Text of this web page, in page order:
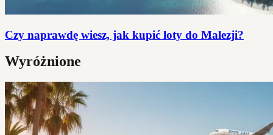
Czy naprawdę wiesz, jak kupić loty do Malezji?
Wyróżnione